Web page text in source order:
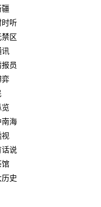
疆
时听
禁区
讯
员
弈
览
南海
视
话说
馆
史